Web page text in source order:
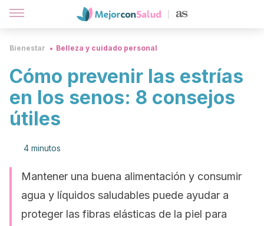
Bienestar Belleza y cuidado personal
Cómo prevenir las estrías
en los senos: 8 consejos
útiles
4 minutos
Mantener una buena alimentación y consumir
agua y líquidos saludables puede ayudar a
proteger las fibras elásticas de la piel para